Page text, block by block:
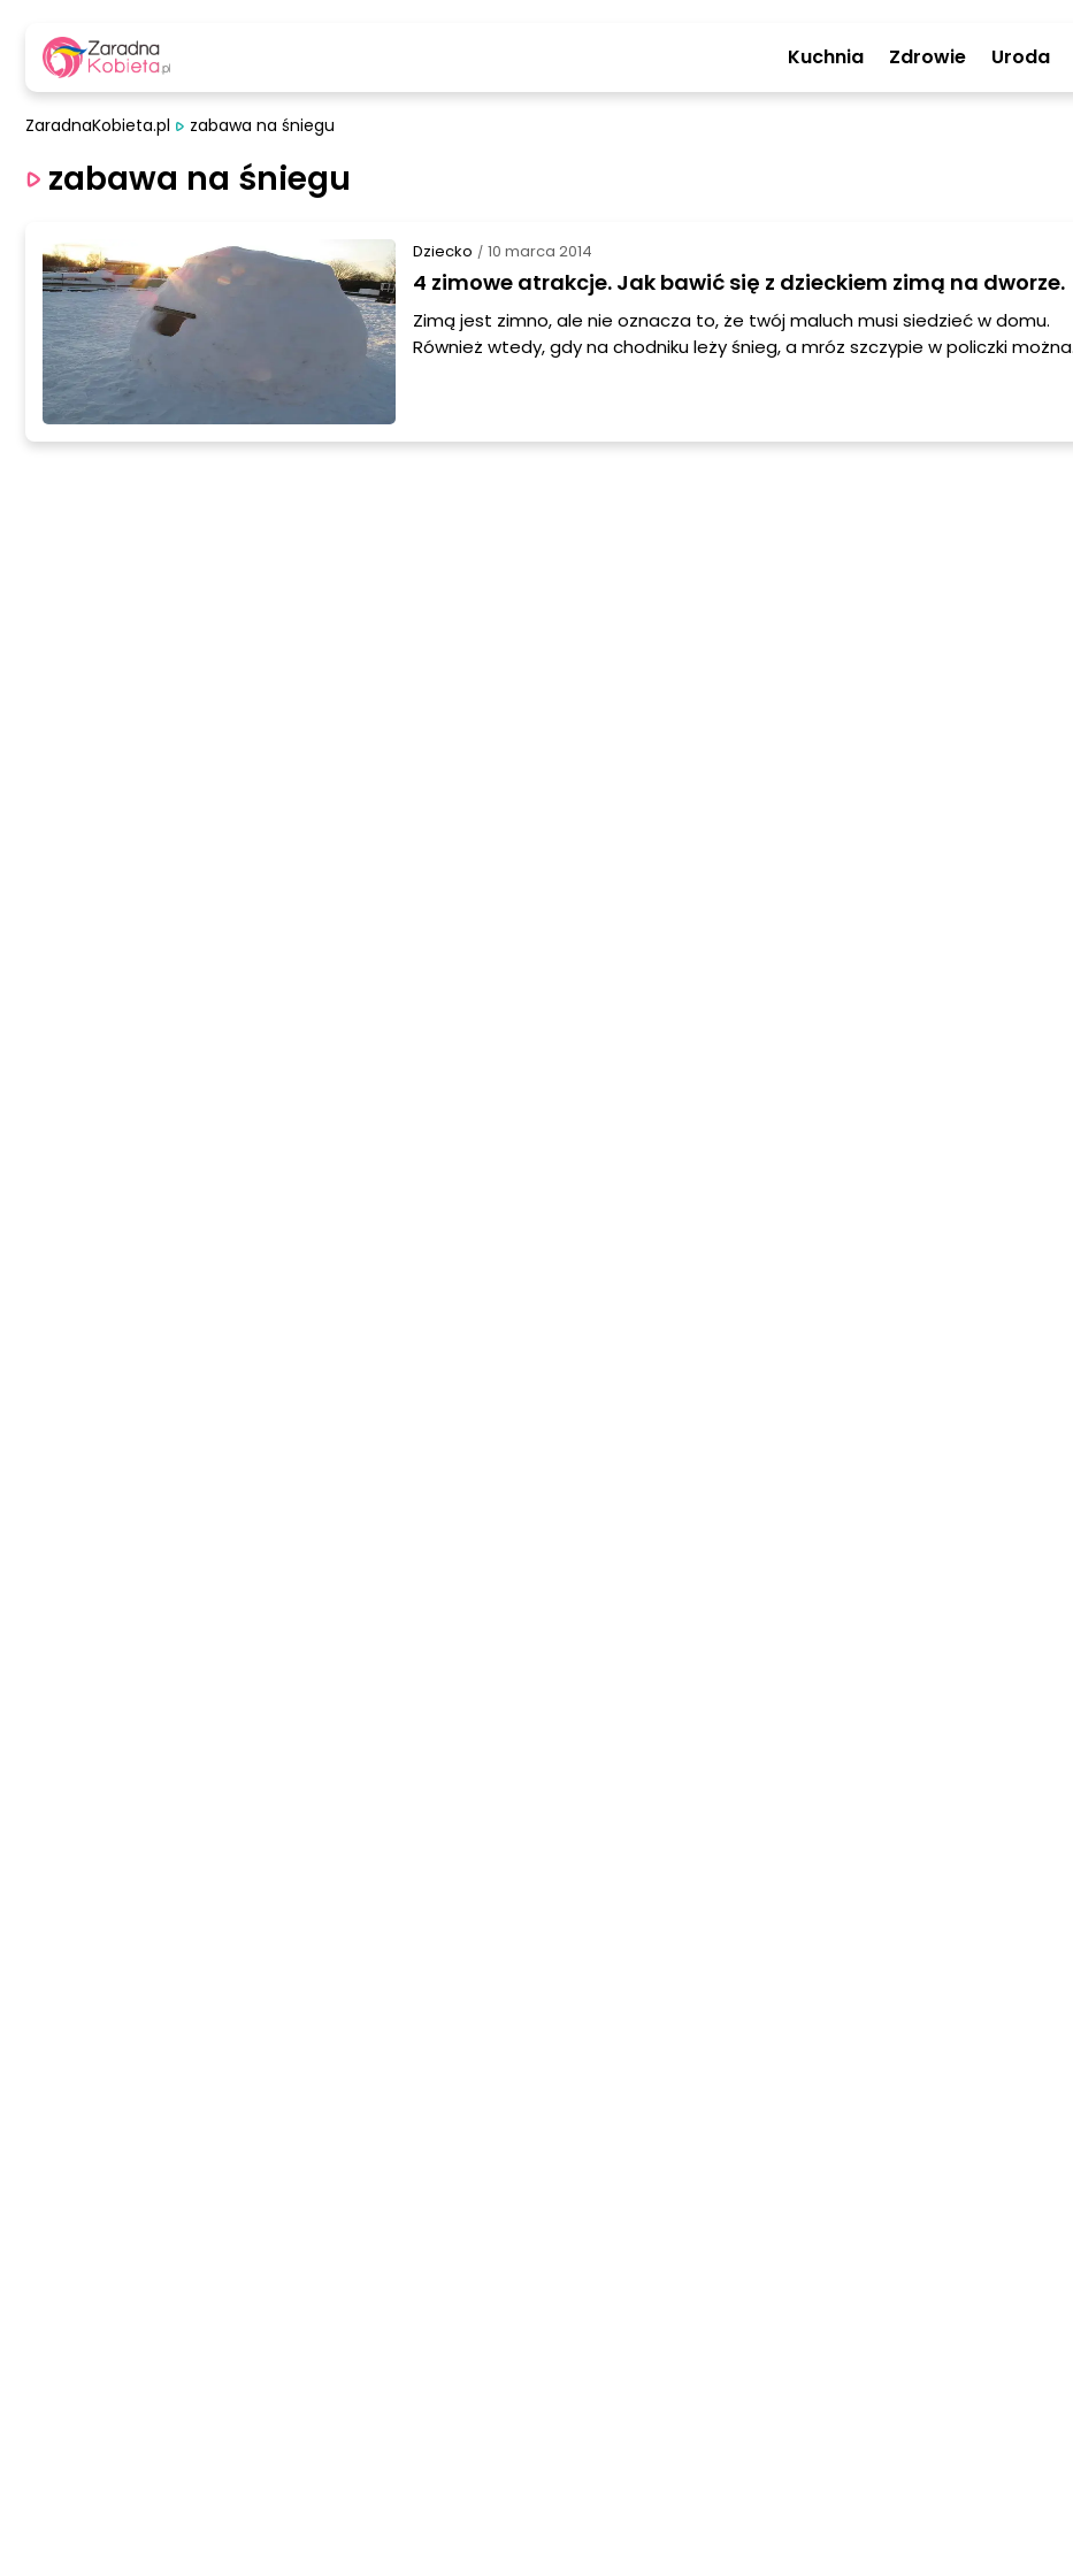
Kuchnia Zdrowie Uroda
ZaradnaKobieta.pl zabawa na śniegu
zabawa na śniegu
Dziecko / 10 marca 2014
4 zimowe atrakcje. Jak bawić się z dzieckiem zimą na dworze.
Zimą jest zimno, ale nie oznacza to, że twój maluch musi siedzieć w domu.
Również wtedy, gdy na chodniku leży śnieg, a mróz szczypie w policzki można